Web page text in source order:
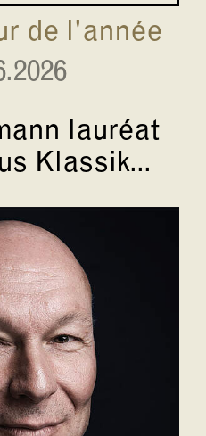
de l'année
lauréat
Klassik...